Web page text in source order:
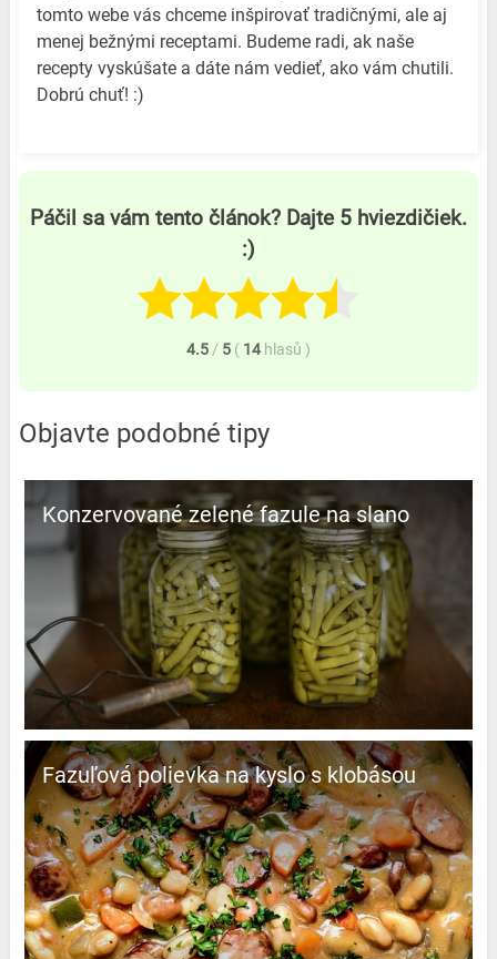
tomto webe vás chceme inšpirovať tradičnými, ale aj
menej bežnými receptami. Budeme radi, ak naše
recepty vyskúšate a dáte nám vedieť, ako vám chutili.
Dobrú chuť! :)
Páčil sa vám tento článok? Dajte 5 hviezdičiek.
:)
4.5 / 5 ( 14 hlasů )
Objavte podobné tipy
Konzervované zelené fazule na slano
Fazuľová polievka na kyslo s klobásou